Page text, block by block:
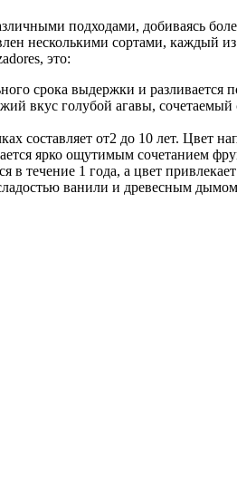
подходами, добиваясь
несколькими сортами,
это:
срока выдержки и
вкус голубой агавы,
составляет от2 до 10 лет. Цвет
ярко ощутимым сочетанием
в течение 1 года, а цвет
ванили и древесным